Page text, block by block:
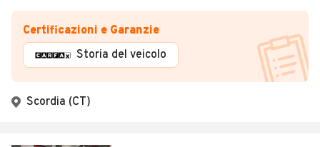
Certificazioni e Garanzie
Storia del veicolo
Scordia (CT)